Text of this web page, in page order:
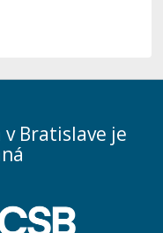
Bratislave je